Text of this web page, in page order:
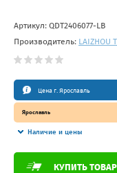
Артикул: QDT2406077-LB
Производитель: LAIZHOU
Цена г. Ярославль
Ярославль
Наличие и цены
КУПИТЬ